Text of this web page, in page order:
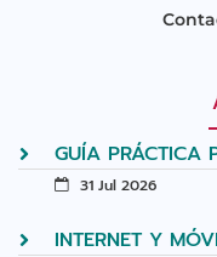
GUÍA PRÁCTICA
31 Jul 2026
INTERNET Y